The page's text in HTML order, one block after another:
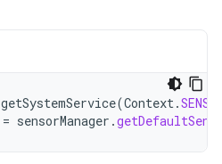
getSystemService(Context .
= sensorManager .